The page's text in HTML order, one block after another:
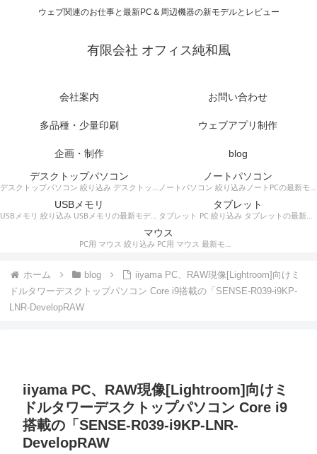
ウェブ関連のお仕事と最新PC＆周辺機器の新モデルとレビュー
有限会社 オフィス純和風
会社案内 お問い合わせ
多品種・少量印刷 ウェブアプリ制作
企画・制作
blog
デスクトップパソコン
デスクトップパソコン 絞り込み デスクトップPCの最新モデルやスペック・仕様に関する情報。
ノートパソコン
ノートパソコン 絞り込みノートPCの最新モデルやスペック・仕様に関する情報。
USBメモリ
USBメモリ 絞り込み USBメモリの最新モデルやスペック・仕様に関する情報。
タブレット
タブレット PC 絞り込み タブレットの最新モデルやスペック・仕様に関する情報。
マウス
PC用 マウス 絞り込み PC用 マウス 最新モデルやスペック・仕様に関する情報。ワイヤレスマウス、有線マウス、接続タイプなど。
ホーム blog
iiyama PC、RAW現像[Lightroom]向けミ
ドルタワーデスクトップパソコン Core i9搭載の「SENSE-R039-i9KP-
LNR-DevelopRAW
iiyama PC、RAW現像[Lightroom]向けミ
ドルタワーデスクトップパソコン Core i9
搭載の「SENSE-R039-i9KP-LNR-
DevelopRAW